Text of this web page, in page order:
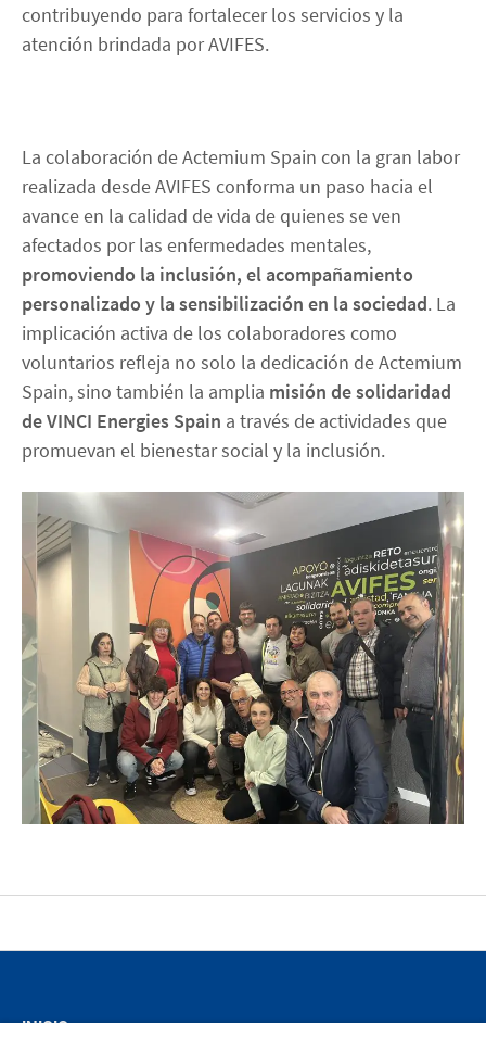
contribuyendo para fortalecer los servicios y la
atención brindada por AVIFES.
La colaboración de Actemium Spain con la gran labor
realizada desde AVIFES conforma un paso hacia el
avance en la calidad de vida de quienes se ven
afectados por las enfermedades mentales,
promoviendo la inclusión, el acompañamiento
personalizado y la sensibilización en la sociedad. La
implicación activa de los colaboradores como
voluntarios refleja no solo la dedicación de Actemium
Spain, sino también la amplia misión de solidaridad
de VINCI Energies Spain a través de actividades que
promuevan el bienestar social y la inclusión.
INICIO